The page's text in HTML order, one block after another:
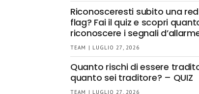
Riconosceresti subito una red
flag? Fai il quiz e scopri
riconoscere i segnali
TEAM | LUGLIO 27, 2026
Quanto rischi di essere
quanto sei traditore? – QUIZ
TEAM | LUGLIO 27, 2026